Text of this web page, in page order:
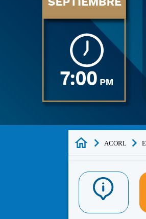
ACORL